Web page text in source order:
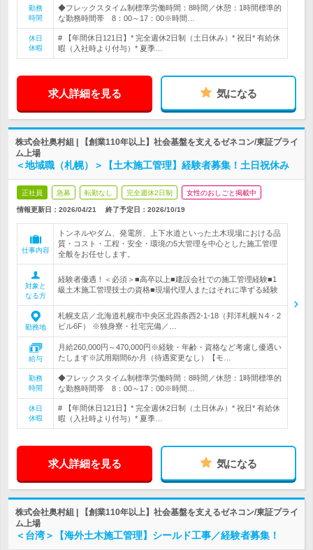
勤務
時間
◆フレックスタイム制標準労働時間：8時間／休憩：1時間標準的
な勤務時間帯 8：00～17：00※時間…
休日
休暇
# 【年間休日121日】* 完全週休2日制（土日休み）* 祝日* 有給休
暇（入社時より付与）* 夏季…
求人詳細を見る 気になる
株式会社奥村組 | 【創業110年以上】社会基盤を支えるゼネコン/東証プライ
ム上場
＜地域職（札幌）＞【土木施工管理】経験者募集！土日祝休み
正社員 急募 転勤なし 完全週休2日制 女性のおしごと掲載中
情報更新日：2026/04/21 終了予定日： 2026/10/19
仕事内容
トンネルやダム、発電所、上下水道といった土木現場における品
質・コスト・工程・安全・環境の5大管理を中心とした施工管理
全般をお任せします。
対象と
なる方
経験者優遇！＜必須＞■高卒以上■建設会社での施工管理経験■1
級土木施工管理技士の資格■現場代理人またはそれに準ずる経験
勤務地
札幌支店／北海道札幌市中央区北四条西2-1-18（邦洋札幌Ｎ4・2
ビル6F） ※独身寮・社宅完備／…
給与
月給260,000円～470,000円※経験・年齢・資格など考慮し優遇い
たします※試用期間6か月（待遇変更なし）【モ…
勤務
時間
◆フレックスタイム制標準労働時間：8時間／休憩：1時間標準的
な勤務時間帯 8：00～17：00※時間…
休日
休暇
# 【年間休日121日】* 完全週休2日制（土日休み）* 祝日* 有給休
暇（入社時より付与）* 夏季…
求人詳細を見る 気になる
株式会社奥村組 | 【創業110年以上】社会基盤を支えるゼネコン/東証プライ
ム上場
＜台湾＞【海外土木施工管理】シールド工事／経験者募集！